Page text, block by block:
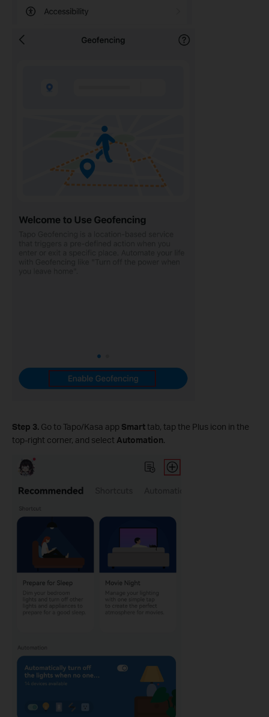
Step 3. Go to Tapo/Kasa app Smarttab, tap the Plus icon in the
top‑right corner, and select Automation.